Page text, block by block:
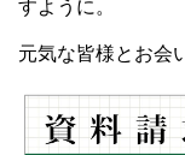
すように。
元気な皆様とお会